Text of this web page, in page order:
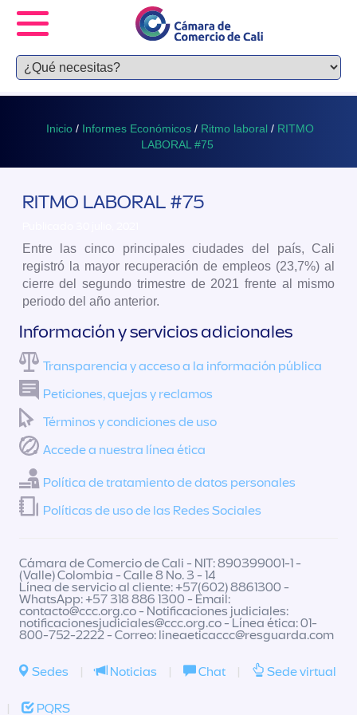
Inicio / Informes Económicos / Ritmo laboral / RITMO
LABORAL #75
RITMO LABORAL #75
Entre las cinco principales ciudades del país, Cali
registró la mayor recuperación de empleos (23,7%) al
cierre del segundo trimestre de 2021 frente al mismo
periodo del año anterior.
Información y servicios adicionales
Transparencia y acceso a la información pública
Peticiones, quejas y reclamos
Términos y condiciones de uso
Accede a nuestra línea ética
Política de tratamiento de datos personales
Políticas de uso de las Redes Sociales
Cámara de Comercio de Cali - NIT: 890399001-1 -
(Valle) Colombia - Calle 8 No. 3 - 14
Línea de servicio al cliente: +57(602) 8861300 -
WhatsApp: +57 318 886 1300 - Email:
contacto@ccc.org.co- Notificaciones judiciales:
notificacionesjudiciales@ccc.org.co- Línea ética: 01-
800-752-2222 - Correo: lineaeticaccc@resguarda.com
Sedes | Noticias | Chat | Sede virtual
| PQRS